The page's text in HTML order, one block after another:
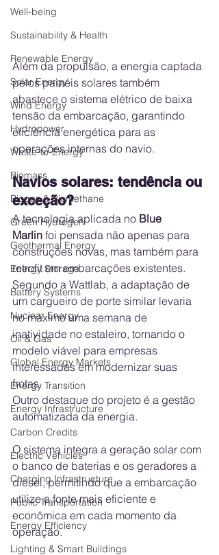
Well-being
Sustainability & Health
Renewable Energy
Solar Energy
Wind Energy
Hydropower
Waste-to-Energy
Biomass
Biogas & Biomethane
Green Hydrogen
Geothermal Energy
Energy Storage
Battery Systems
Nuclear Energy
Oil & Gas
Global Energy Markets
Energy Transition
Energy Infrastructure
Carbon Credits
Electric Vehicles
Charging Infrastructure
Public Transportation
Energy Efficiency
Lighting & Smart Buildings
Além da propulsão, a energia captada
pelos painéis solares também
abastece o sistema elétrico de baixa
tensão da embarcação, garantindo
eficiência energética para as
operações internas do navio.
Navios solares: tendência ou
exceção?
A tecnologia aplicada no Blue
Marlin foi pensada não apenas para
construções novas, mas também para
retrofit em embarcações existentes.
Segundo a Wattlab, a adaptação de
um cargueiro de porte similar levaria
no máximo uma semana de
inatividade no estaleiro, tornando o
modelo viável para empresas
interessadas em modernizar suas
frotas.
Outro destaque do projeto é a gestão
automatizada da energia.
O sistema integra a geração solar com
o banco de baterias e os geradores a
diesel, permitindo que a embarcação
utilize a fonte mais eficiente e
econômica em cada momento da
operação.